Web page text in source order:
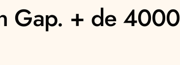
Gap. + de 4000